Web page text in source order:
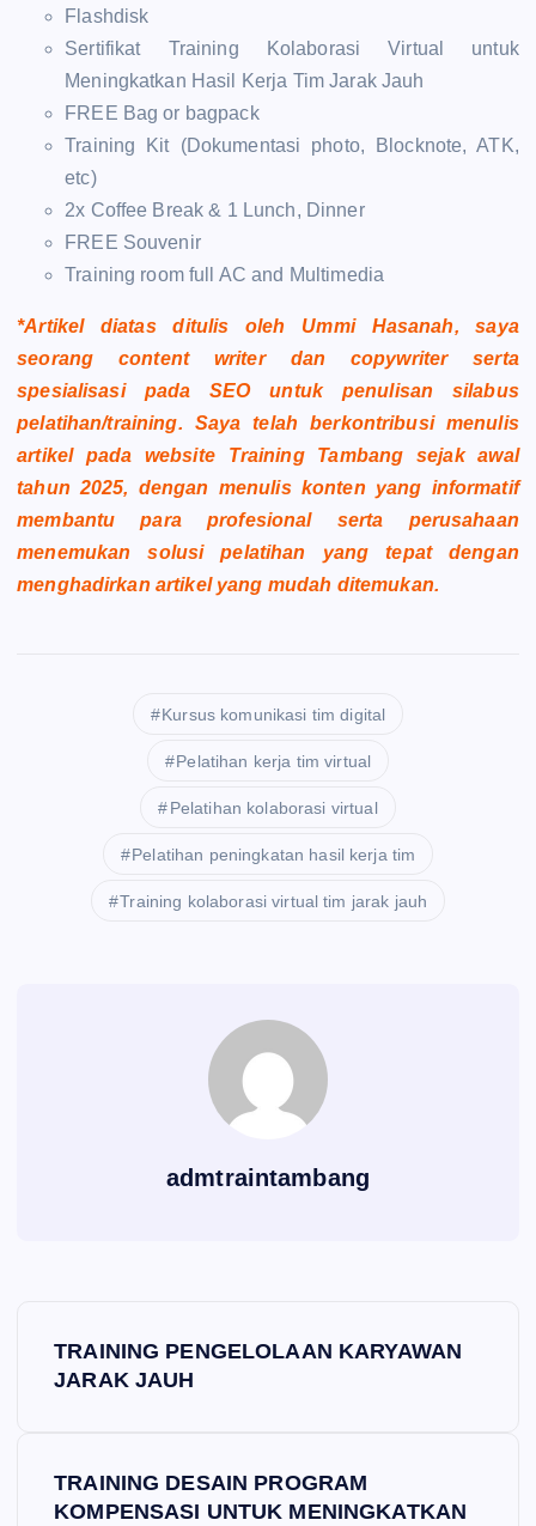
Flashdisk
Sertifikat Training Kolaborasi Virtual untuk
Meningkatkan Hasil Kerja Tim Jarak Jauh
FREE Bag or bagpack
Training Kit (Dokumentasi photo, Blocknote, ATK,
etc)
2x Coffee Break & 1 Lunch, Dinner
FREE Souvenir
Training room full AC and Multimedia
*Artikel diatas ditulis oleh Ummi Hasanah, saya
seorang content writer dan copywriter serta
spesialisasi pada SEO untuk penulisan silabus
pelatihan/training. Saya telah berkontribusi menulis
artikel pada website Training Tambang sejak awal
tahun 2025, dengan menulis konten yang informatif
membantu para profesional serta perusahaan
menemukan solusi pelatihan yang tepat dengan
menghadirkan artikel yang mudah ditemukan.
Kursus komunikasi tim digital
Pelatihan kerja tim virtual
Pelatihan kolaborasi virtual
Pelatihan peningkatan hasil kerja tim
Training kolaborasi virtual tim jarak jauh
admtraintambang
TRAINING PENGELOLAAN KARYAWAN
JARAK JAUH
TRAINING DESAIN PROGRAM
KOMPENSASI UNTUK MENINGKATKAN